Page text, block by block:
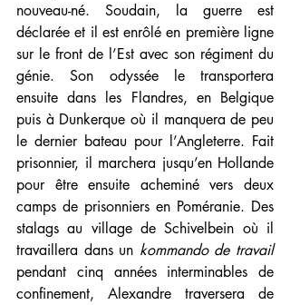
nouveau-né. Soudain, la guerre est
déclarée et il est enrôlé en première ligne
sur le front de l’Est avec son régiment du
génie. Son odyssée le transportera
ensuite dans les Flandres, en Belgique
puis à Dunkerque où il manquera de peu
le dernier bateau pour l’Angleterre. Fait
prisonnier, il marchera jusqu’en Hollande
pour être ensuite acheminé vers deux
camps de prisonniers en Poméranie. Des
stalags au village de Schivelbein où il
travaillera dans un kommando de travail
pendant cinq années interminables de
confinement, Alexandre traversera de